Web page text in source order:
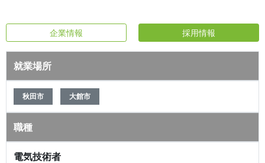
企業情報 採用情報
就業場所
秋田市 大館市
職種
電気技術者